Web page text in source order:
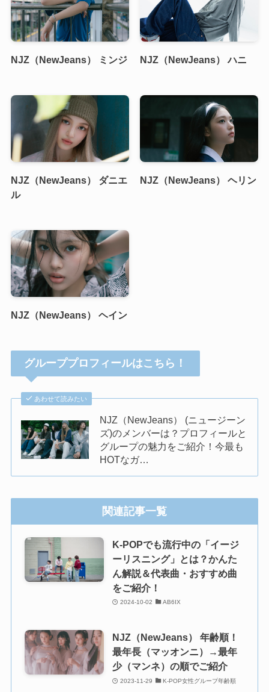
NJZ（NewJeans） ミンジ NJZ（NewJeans） ハニ
NJZ（NewJeans） ダニエ
ル
NJZ（NewJeans） ヘリン
NJZ（NewJeans） ヘイン
グループプロフィールはこちら！
あわせて読みたい
NJZ（NewJeans） (ニュージーン
ズ)のメンバーは？プロフィールと
グループの魅力をご紹介！今最も
HOTなガ…
関連記事一覧
K-POPでも流行中の「イージ
ーリスニング」とは？かんた
ん解説＆代表曲・おすすめ曲
をご紹介！
2024-10-02 AB6IX
NJZ（NewJeans） 年齢順！
最年長（マッオンニ）→最年
少（マンネ）の順でご紹介
2023-11-29 K-POP女性グループ年齢順